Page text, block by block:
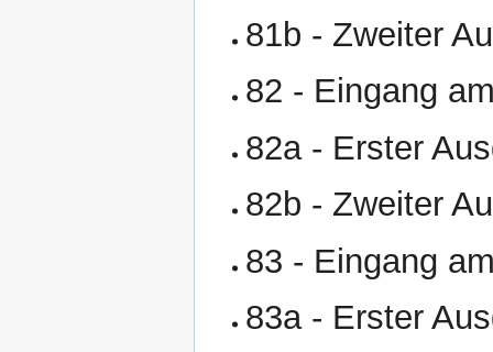
81b - Zweiter
82 - Eingang
82a - Erster
82b - Zweiter
83 - Eingang
83a - Erster